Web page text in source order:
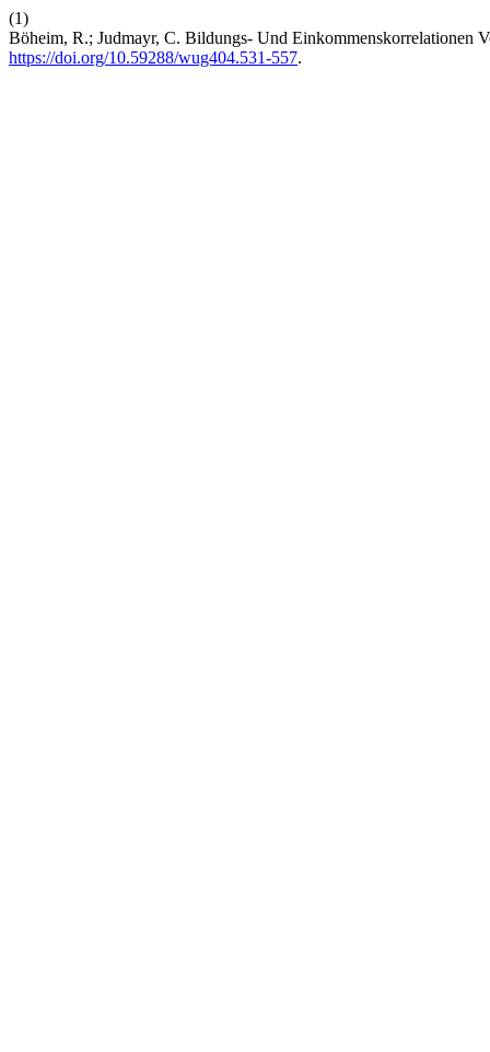
(1)
Böheim, R.; Judmayr, C. Bildungs- Und Einkommenskorrelationen
https://doi.org/10.59288/wug404.531-557.